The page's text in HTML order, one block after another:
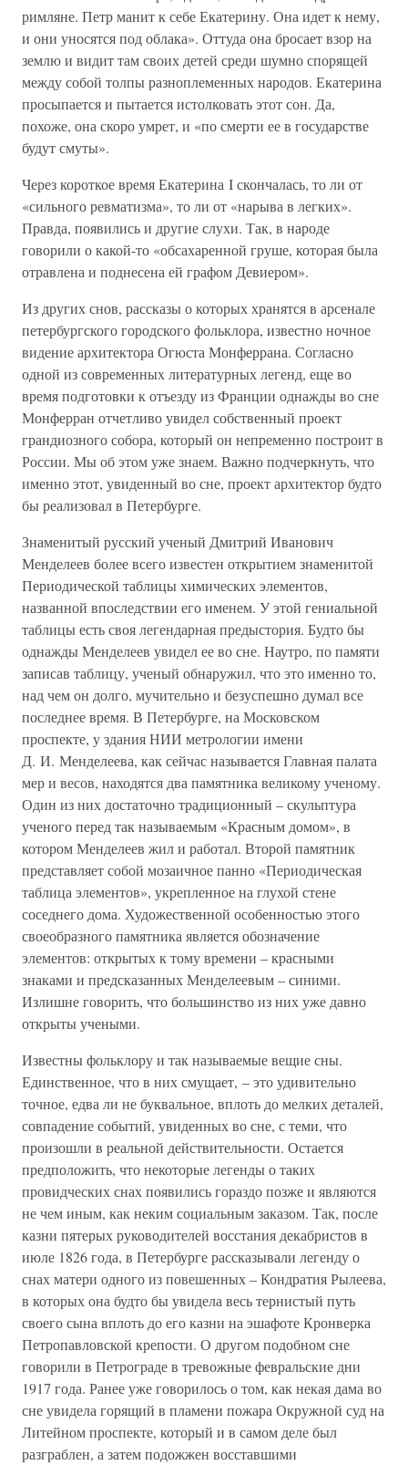
римляне. Петр манит к себе Екатерину. Она идет к нему,
и они уносятся под облака». Оттуда она бросает взор на
землю и видит там своих детей среди шумно спорящей
между собой толпы разноплеменных народов. Екатерина
просыпается и пытается истолковать этот сон. Да,
похоже, она скоро умрет, и «по смерти ее в государстве
будут смуты».
Через короткое время Екатерина I скончалась, то ли от
«сильного ревматизма», то ли от «нарыва в легких».
Правда, появились и другие слухи. Так, в народе
говорили о какой-то «обсахаренной груше, которая была
отравлена и поднесена ей графом Девиером».
Из других снов, рассказы о которых хранятся в арсенале
петербургского городского фольклора, известно ночное
видение архитектора Огюста Монферрана. Согласно
одной из современных литературных легенд, еще во
время подготовки к отъезду из Франции однажды во сне
Монферран отчетливо увидел собственный проект
грандиозного собора, который он непременно построит в
России. Мы об этом уже знаем. Важно подчеркнуть, что
именно этот, увиденный во сне, проект архитектор будто
бы реализовал в Петербурге.
Знаменитый русский ученый Дмитрий Иванович
Менделеев более всего известен открытием знаменитой
Периодической таблицы химических элементов,
названной впоследствии его именем. У этой гениальной
таблицы есть своя легендарная предыстория. Будто бы
однажды Менделеев увидел ее во сне. Наутро, по памяти
записав таблицу, ученый обнаружил, что это именно то,
над чем он долго, мучительно и безуспешно думал все
последнее время. В Петербурге, на Московском
проспекте, у здания НИИ метрологии имени
Д. И. Менделеева, как сейчас называется Главная палата
мер и весов, находятся два памятника великому ученому.
Один из них достаточно традиционный – скульптура
ученого перед так называемым «Красным домом», в
котором Менделеев жил и работал. Второй памятник
представляет собой мозаичное панно «Периодическая
таблица элементов», укрепленное на глухой стене
соседнего дома. Художественной особенностью этого
своеобразного памятника является обозначение
элементов: открытых к тому времени – красными
знаками и предсказанных Менделеевым – синими.
Излишне говорить, что большинство из них уже давно
открыты учеными.
Известны фольклору и так называемые вещие сны.
Единственное, что в них смущает, – это удивительно
точное, едва ли не буквальное, вплоть до мелких деталей,
совпадение событий, увиденных во сне, с теми, что
произошли в реальной действительности. Остается
предположить, что некоторые легенды о таких
провидческих снах появились гораздо позже и являются
не чем иным, как неким социальным заказом. Так, после
казни пятерых руководителей восстания декабристов в
июле 1826 года, в Петербурге рассказывали легенду о
снах матери одного из повешенных – Кондратия Рылеева,
в которых она будто бы увидела весь тернистый путь
своего сына вплоть до его казни на эшафоте Кронверка
Петропавловской крепости. О другом подобном сне
говорили в Петрограде в тревожные февральские дни
1917 года. Ранее уже говорилось о том, как некая дама во
сне увидела горящий в пламени пожара Окружной суд на
Литейном проспекте, который и в самом деле был
разграблен, а затем подожжен восставшими